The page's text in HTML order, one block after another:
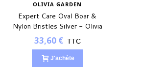
OLIVIA GARDEN
Expert Care Oval Boar &
Nylon Bristles Silver - Olivia
Garden
33,60 € TTC
J'achète